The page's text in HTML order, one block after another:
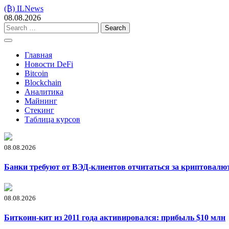
Skip
to
content
(₿) ILNews
08.08.2026
Search
for:
Главная
Новости DeFi
Bitcoin
Blockchain
Аналитика
Майнинг
Стекинг
Таблица курсов
08.08.2026
Банки требуют от ВЭД-клиентов отчитаться за
08.08.2026
Биткоин-кит из 2011 года активировался: прибыль $10 млн